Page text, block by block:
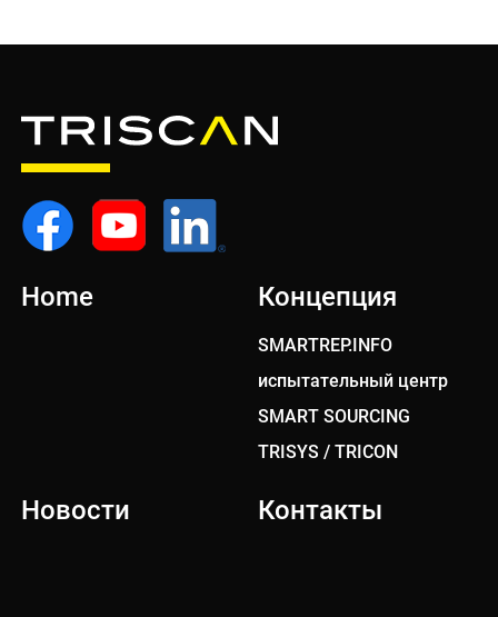
Home Концепция
SMARTREP.INFO
испытательный центр
SMART SOURCING
TRISYS / TRICON
Новости Контакты